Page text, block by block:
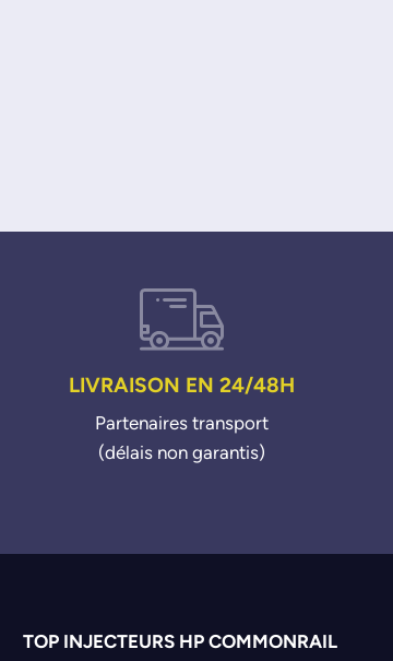
LIVRAISON EN 24/48H
Partenaires transport
(délais non garantis)
TOP INJECTEURS HP COMMONRAIL